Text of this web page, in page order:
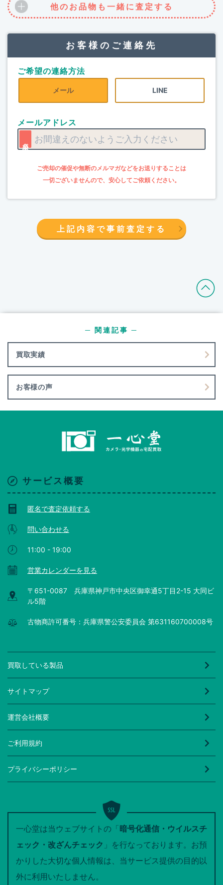
他のお品物も一緒に査定する
お客様のご連絡先
ご希望の連絡方法
メール LINE
メールアドレス
上記内容で事前査定する
買取実績
─ 関連記事 ─
お客様の声
サービス概要
匿名で査定依頼する
問い合わせる
11:00 - 19:00
営業カレンダーを見る
〒651-0087 兵庫県神戸市中央区御幸通5丁目2-15 大同ビ
ル5階
古物商許可番号：兵庫県警公安委員会 第631160700008号
買取している製品
サイトマップ
運営会社概要
ご利用規約
プライバシーポリシー
一心堂は当ウェブサイトの「暗号化通信・ウイルスチ
ェック・改ざんチェック 」を行なっております。お預
かりした大切な個人情報は、当サービス提供の目的以
外に利用いたしません。